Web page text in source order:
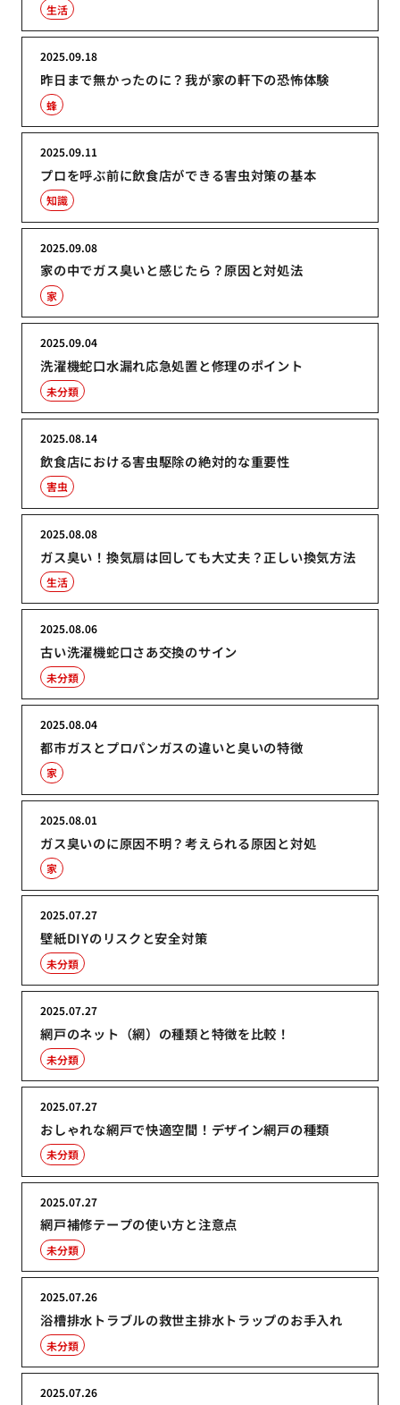
生活
昨日まで無かったのに？我が家の軒下の恐怖体験
2025.09.18
蜂
プロを呼ぶ前に飲食店ができる害虫対策の基本
2025.09.11
知識
家の中でガス臭いと感じたら？原因と対処法
2025.09.08
家
洗濯機蛇口水漏れ応急処置と修理のポイント
2025.09.04
未分類
飲食店における害虫駆除の絶対的な重要性
2025.08.14
害虫
ガス臭い！換気扇は回しても大丈夫？正しい換気方法
2025.08.08
生活
古い洗濯機蛇口さあ交換のサイン
2025.08.06
未分類
都市ガスとプロパンガスの違いと臭いの特徴
2025.08.04
家
ガス臭いのに原因不明？考えられる原因と対処
2025.08.01
家
壁紙DIYのリスクと安全対策
2025.07.27
未分類
網戸のネット（網）の種類と特徴を比較！
2025.07.27
未分類
おしゃれな網戸で快適空間！デザイン網戸の種類
2025.07.27
未分類
網戸補修テープの使い方と注意点
2025.07.27
未分類
浴槽排水トラブルの救世主排水トラップのお手入れ
2025.07.26
未分類
2025.07.26